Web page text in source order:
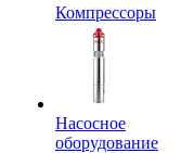
Компрессоры
Насосное
оборудование